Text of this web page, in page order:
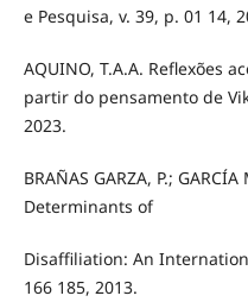
e Pesquisa, v. 39, p. 01 14,
AQUINO, T.A.A. Reflexões
partir do pensamento de
2023.
BRAÑAS GARZA, P.;
Determinants of
Disaffiliation: An
166 185, 2013.